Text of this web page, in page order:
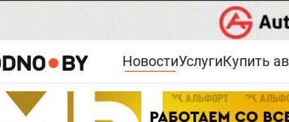
НовостиУслугиКупить